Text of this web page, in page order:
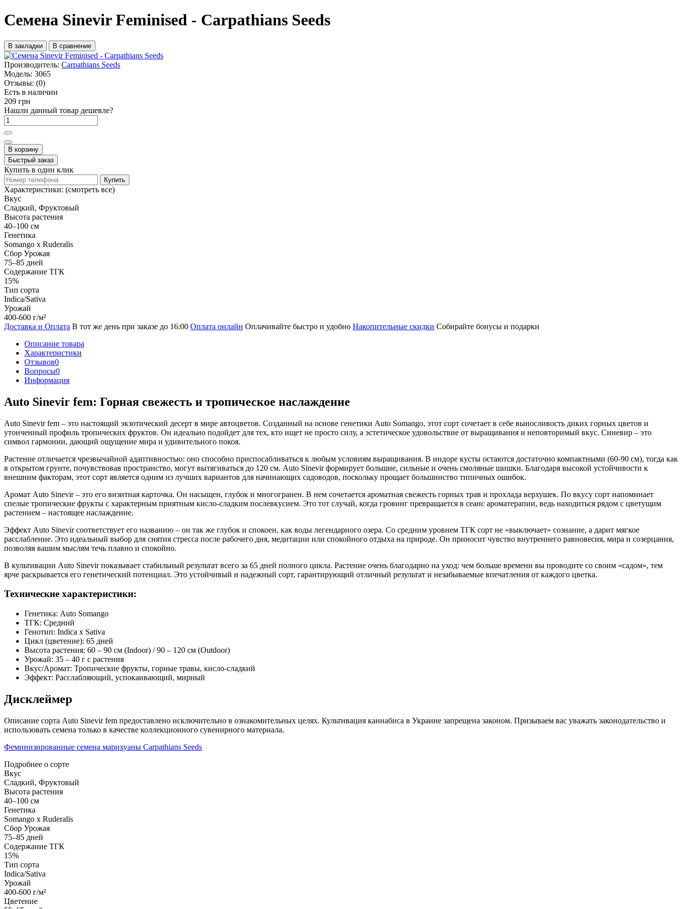
Семена Sinevir Feminised - Carpathians Seeds
В закладки В сравнение
Производитель: Carpathians Seeds
Модель: 3065
Отзывы: (0)
Есть в наличии
209 грн
Нашли данный товар дешевле?
В корзину
Быстрый заказ
Купить в один клик
Купить
Характеристики: (смотреть все)
Вкус
Сладкий, Фруктовый
Высота растения
40–100 см
Генетика
Somango x Ruderalis
Сбор Урожая
75–85 дней
Содержание ТГК
15%
Тип сорта
Indica/Sativa
Урожай
400-600 г/м²
Доставка и Оплата В тот же день при заказе до 16:00 Оплата онлайн Оплачивайте быстро и удобно Накопительные скидки Собирайте бонусы и подарки
Описание товара
Характеристики
Отзывов0
Вопросы0
Информация
Auto Sinevir fem: Горная свежесть и тропическое наслаждение
Auto Sinevir fem – это настоящий экзотический десерт в мире автоцветов. Созданный на основе генетики Auto Somango, этот сорт сочетает в себе выносливость диких горных цветов и
утонченный профиль тропических фруктов. Он идеально подойдет для тех, кто ищет не просто силу, а эстетическое удовольствие от выращивания и неповторимый вкус. Синевир – это
символ гармонии, дающий ощущение мира и удивительного покоя.
Растение отличается чрезвычайной адаптивностью: оно способно приспосабливаться к любым условиям выращивания. В индоре кусты остаются достаточно компактными (60-90 см), тогда как
в открытом грунте, почувствовав пространство, могут вытягиваться до 120 см. Auto Sinevir формирует большие, сильные и очень смоляные шишки. Благодаря высокой устойчивости к
внешним факторам, этот сорт является одним из лучших вариантов для начинающих садоводов, поскольку прощает большинство типичных ошибок.
Аромат Auto Sinevir – это его визитная карточка. Он насыщен, глубок и многогранен. В нем сочетается ароматная свежесть горных трав и прохлада верхушек. По вкусу сорт напоминает
спелые тропические фрукты с характерным приятным кисло-сладким послевкусием. Это тот случай, когда гровинг превращается в сеанс ароматерапии, ведь находиться рядом с цветущим
растением – настоящее наслаждение.
Эффект Auto Sinevir соответствует его названию – он так же глубок и спокоен, как воды легендарного озера. Со средним уровнем ТГК сорт не «выключает» сознание, а дарит мягкое
расслабление. Это идеальный выбор для снятия стресса после рабочего дня, медитации или спокойного отдыха на природе. Он приносит чувство внутреннего равновесия, мира и созерцания,
позволяя вашим мыслям течь плавно и спокойно.
В культивации Auto Sinevir показывает стабильный результат всего за 65 дней полного цикла. Растение очень благодарно на уход: чем больше времени вы проводите со своим «садом», тем
ярче раскрывается его генетический потенциал. Это устойчивый и надежный сорт, гарантирующий отличный результат и незабываемые впечатления от каждого цветка.
Технические характеристики:
Генетика: Auto Somango
ТГК: Средний
Генотип: Indica x Sativa
Цикл (цветение): 65 дней
Высота растения: 60 – 90 см (Indoor) / 90 – 120 см (Outdoor)
Урожай: 35 – 40 г с растения
Вкус/Аромат: Тропические фрукты, горные травы, кисло-сладкий
Эффект: Расслабляющий, успокаивающий, мирный
Дисклеймер
Описание сорта Auto Sinevir fem предоставлено исключительно в ознакомительных целях. Культивация каннабиса в Украине запрещена законом. Призываем вас уважать законодательство и
использовать семена только в качестве коллекционного сувенирного материала.
Феминизированные семена марихуаны Carpathians Seeds
Подробнее о сорте
Вкус
Сладкий, Фруктовый
Высота растения
40–100 см
Генетика
Somango x Ruderalis
Сбор Урожая
75–85 дней
Содержание ТГК
15%
Тип сорта
Indica/Sativa
Урожай
400-600 г/м²
Цветение